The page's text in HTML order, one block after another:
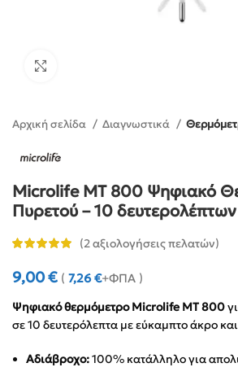
Αρχική σελίδα Διαγνωστικά
Microlife MT 800 Ψηφιακό
Πυρετού – 10 δευτερολέπτων
(2 αξιολογήσεις πελατών)
9,00€ ( 7,26€+ΦΠΑ )
Ψηφιακό θερμόμετρο Microlife MT 800
σε 10 δευτερόλεπτα με εύκαμπτο άκρο
Αδιάβροχο:100% κατάλληλο για